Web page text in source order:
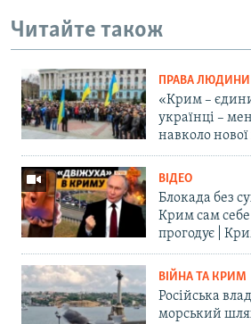
Читайте також
ПРАВА ЛЮДИНИ
«Крим –
українці –
навколо
ВІДЕО
Блокада без
Крим сам себе
прогодує |
ВІЙНА ТА КРИМ
Російська
морський